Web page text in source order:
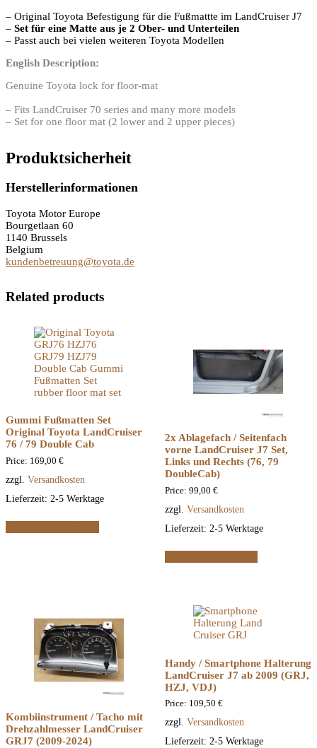
– Original Toyota Befestigung für die Fußmattte im LandCruiser J7
– Set für eine Matte aus je 2 Ober- und Unterteilen
– Passt auch bei vielen weiteren Toyota Modellen
English Description:
Genuine Toyota lock for floor-mat
– Fits LandCruiser 70 series and many more models
– Set for one floor mat (2 lower and 2 upper pieces)
Produktsicherheit
Herstellerinformationen
Toyota Motor Europe
Bourgetlaan 60
1140 Brussels
Belgium
kundenbetreuung@toyota.de
Related products
Gummi Fußmatten Set
Original Toyota LandCruiser
76 / 79 Double Cab
Price: 169,00 €
zzgl. Versandkosten
Lieferzeit: 2-5 Werktage
2x Ablagefach / Seitenfach
vorne LandCruiser J7 Set,
Links und Rechts (76, 79
DoubleCab)
Price: 99,00 €
zzgl. Versandkosten
Lieferzeit: 2-5 Werktage
Kombiinstrument / Tacho mit
Drehzahlmesser LandCruiser
GRJ7 (2009-2024)
Handy / Smartphone Halterung
LandCruiser J7 ab 2009 (GRJ,
HZJ, VDJ)
Price: 109,50 €
zzgl. Versandkosten
Lieferzeit: 2-5 Werktage